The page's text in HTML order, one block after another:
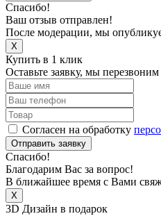
Спасибо!
Ваш отзыв отправлен!
После модерации, мы
X
Купить в 1 клик
Оставьте заявку, мы
Согласен на обработку
Отправить заявку
Спасибо!
Благодарим Вас за вопрос!
В ближайшее время с Вами
X
3D Дизайн в подарок